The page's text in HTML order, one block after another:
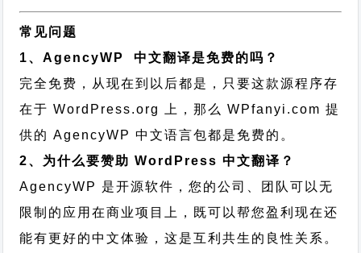
常见问题
1、AgencyWP 中文翻译是免费的吗？
完全免费，从现在到以后都是，只要这款源程序存
在于 WordPress.org 上，那么 WPfanyi.com 提
供的 AgencyWP 中文语言包都是免费的。
2、为什么要赞助 WordPress 中文翻译？
AgencyWP 是开源软件，您的公司、团队可以无
限制的应用在商业项目上，既可以帮您盈利现在还
能有更好的中文体验，这是互利共生的良性关系。